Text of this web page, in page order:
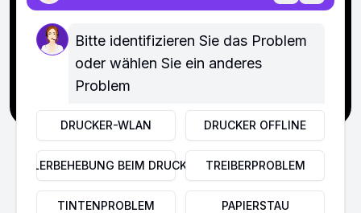
Kostenlose Expertenhilfe erhalten
Bitte identifizieren Sie das Problem
oder wählen Sie ein anderes
Problem
DRUCKER-WLAN DRUCKER OFFLINE
FEHLERBEHEBUNG BEIM DRUCKER TREIBERPROBLEM
TINTENPROBLEM PAPIERSTAU